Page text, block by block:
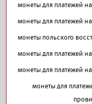
монеты для платежей
монеты для платежей
монеты польского
монеты для платежей
монеты для платежей
монеты для